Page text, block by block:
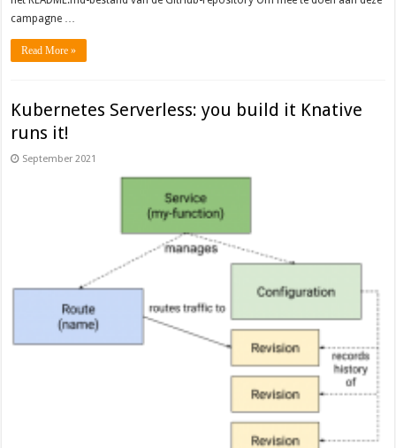
campagne …
Read More »
Kubernetes Serverless: you build it Knative
runs it!
September 2021